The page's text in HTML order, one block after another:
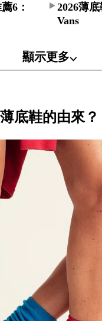
6：
2026薄底
Vans
顯示更多⌵
薄底鞋的由來？